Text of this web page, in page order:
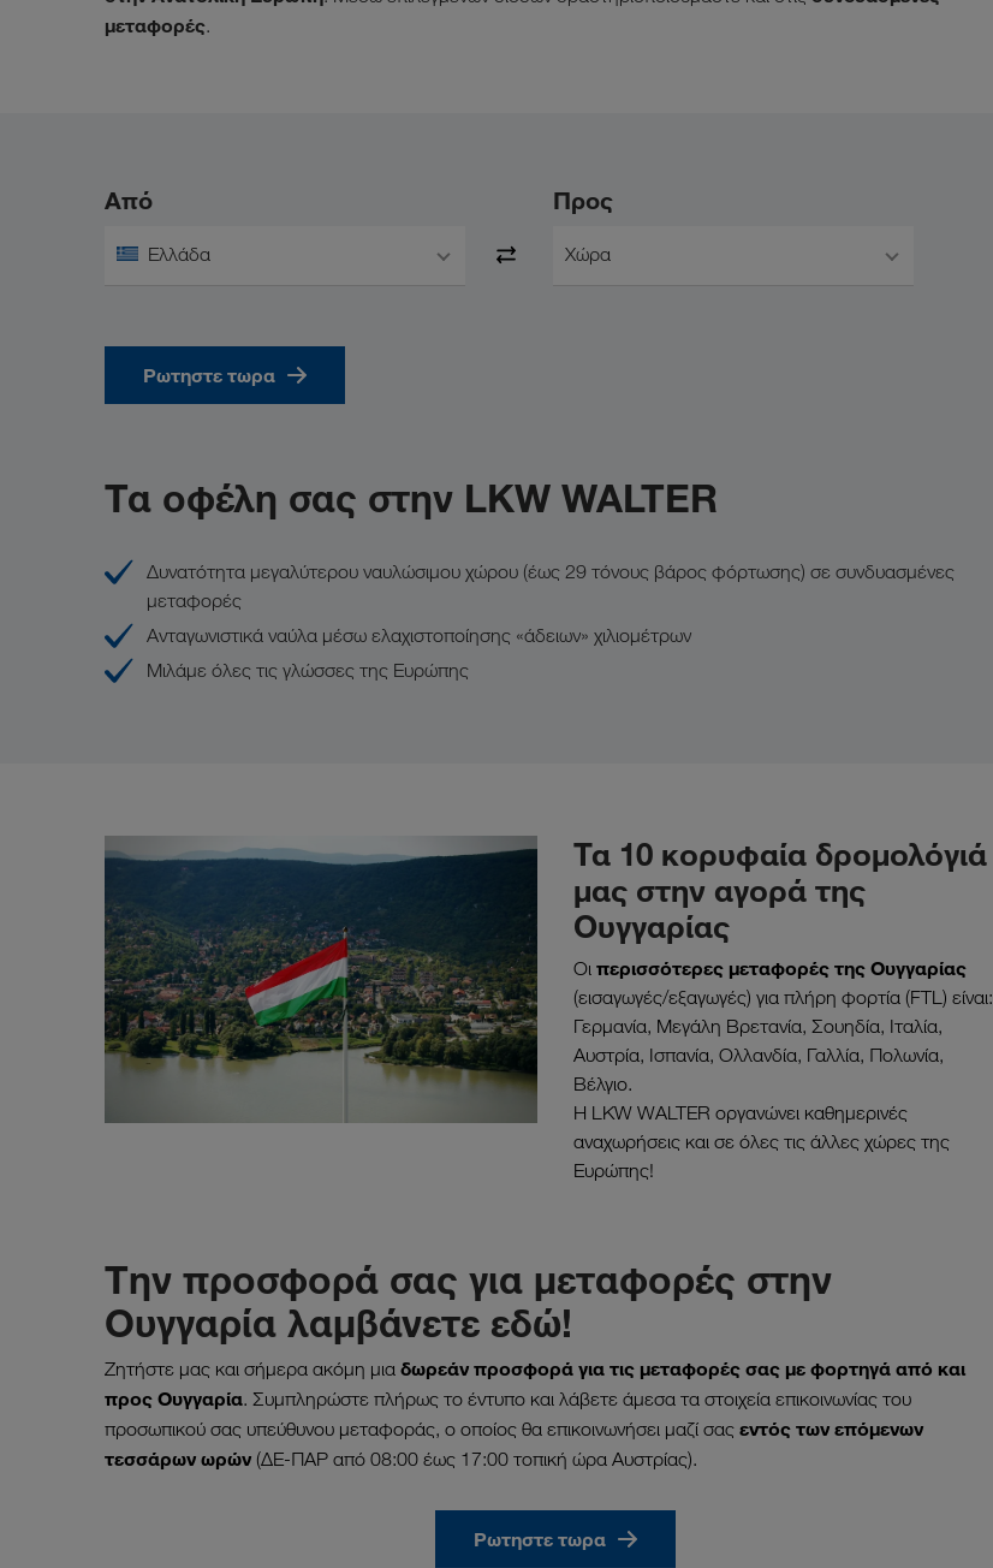
μεταφορές.
Από
Ελλάδα
Προς
Χώρα
Ρωτηστε τωρα
Τα οφέλη σας στην LKW WALTER
Δυνατότητα μεγαλύτερου ναυλώσιμου χώρου (έως 29 τόνους βάρος φόρτωσης) σε συνδυασμένες
μεταφορές
Ανταγωνιστικά ναύλα μέσω ελαχιστοποίησης «άδειων» χιλιομέτρων
Μιλάμε όλες τις γλώσσες της Ευρώπης
Τα 10 κορυφαία δρομολόγιά
μας στην αγορά της
Ουγγαρίας
Οι περισσότερες μεταφορές της Ουγγαρίας
(εισαγωγές/εξαγωγές) για πλήρη φορτία (FTL) είναι:
Γερμανία, Μεγάλη Βρετανία, Σουηδία, Ιταλία,
Αυστρία, Ισπανία, Oλλανδία, Γαλλία, Πολωνία,
Βέλγιο.
Η LKW WALTER οργανώνει καθημερινές
αναχωρήσεις και σε όλες τις άλλες χώρες της
Ευρώπης!
Την προσφορά σας για μεταφορές στην
Ουγγαρία λαμβάνετε εδώ!
Ζητήστε μας και σήμερα ακόμη μια δωρεάν προσφορά για τις μεταφορές σας με φορτηγά από και
προς Ουγγαρία. Συμπληρώστε πλήρως το έντυπο και λάβετε άμεσα τα στοιχεία επικοινωνίας του
προσωπικού σας υπεύθυνου μεταφοράς, ο οποίος θα επικοινωνήσει μαζί σας εντός των επόμενων
τεσσάρων ωρών (ΔΕ-ΠΑΡ από 08:00 έως 17:00 τοπική ώρα Αυστρίας).
Ρωτηστε τωρα